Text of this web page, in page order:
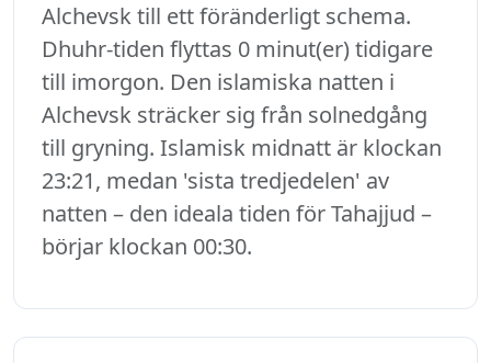
Alchevsk till ett föränderligt schema.
Dhuhr-tiden flyttas 0 minut(er) tidigare
till imorgon. Den islamiska natten i
Alchevsk sträcker sig från solnedgång
till gryning. Islamisk midnatt är klockan
23:21, medan 'sista tredjedelen' av
natten – den ideala tiden för Tahajjud –
börjar klockan 00:30.